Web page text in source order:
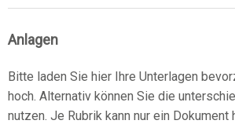
Anlagen
Bitte laden Sie hier Ihre Unterlagen
hoch. Alternativ können Sie die
nutzen. Je Rubrik kann nur ein Dokument